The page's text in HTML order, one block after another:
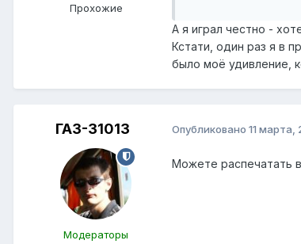
Прохожие
А я играл честно -
Кстати, один раз я в
было моё удивление,
ГАЗ-31013
Модераторы
Опубликовано 11 марта,
Можете распечатать